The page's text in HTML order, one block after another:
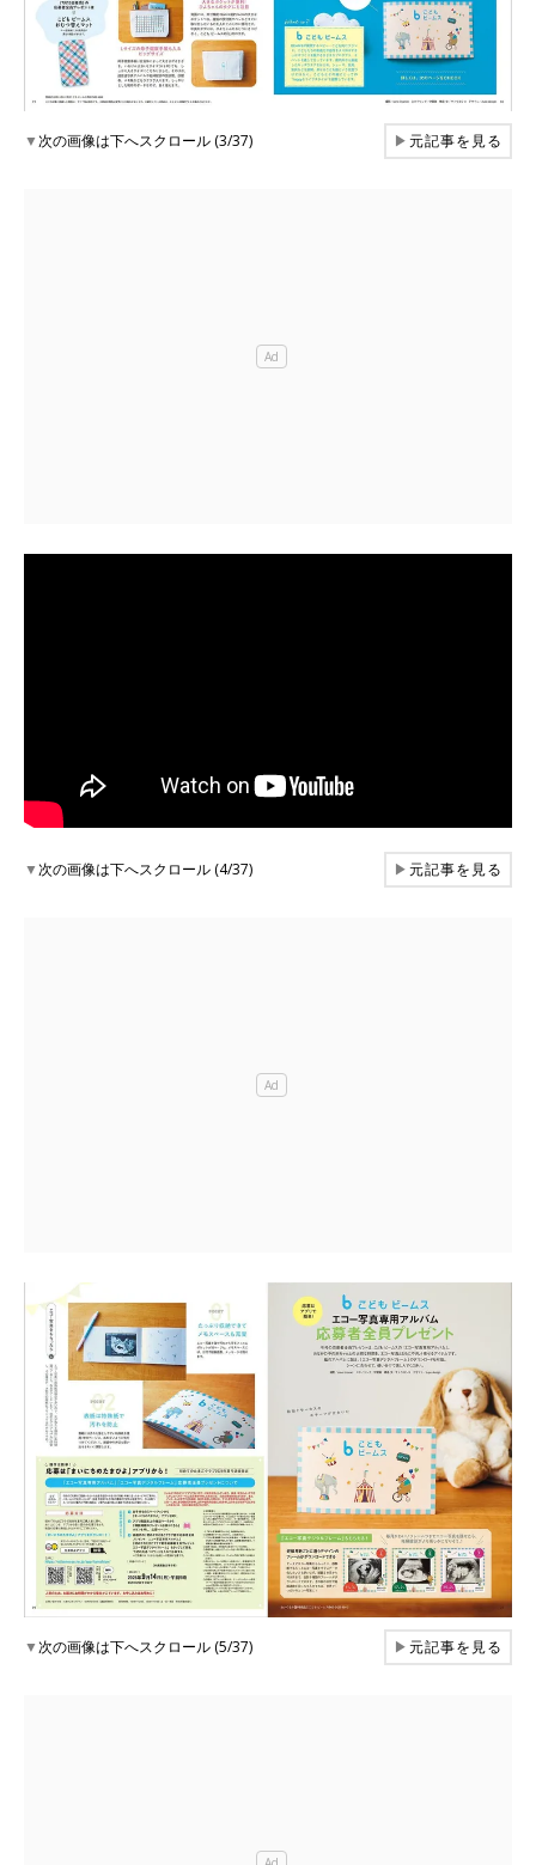
▼次の画像は下へスクロール (3/37) ▶元記事を見る
▼次の画像は下へスクロール (4/37) ▶元記事を見る
▼次の画像は下へスクロール (5/37) ▶元記事を見る